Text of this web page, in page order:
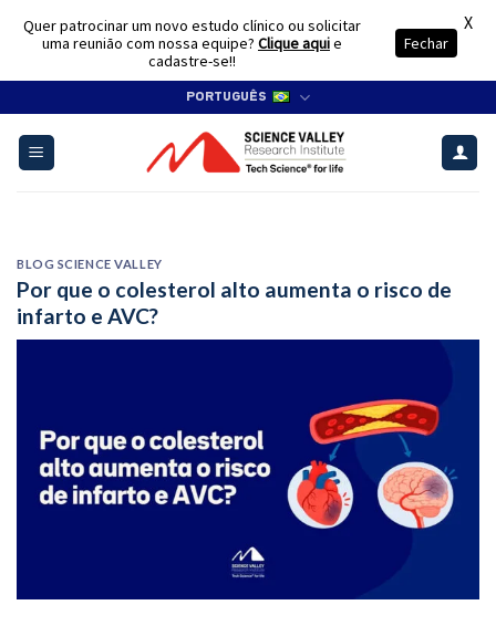
content
PORTUGUÊS
BLOG SCIENCE VALLEY
Por que o colesterol alto aumenta o risco de
infarto e AVC?
Quer patrocinar um novo estudo clínico ou solicitar
uma reunião com nossa equipe? Clique aquie
cadastre-se!!
Fechar
X